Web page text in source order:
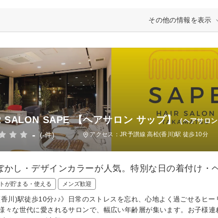
その他の情報を表示
SALON SAPE 【ヘアサロン サップ】 (ヘアサロ
- (-件) アクセス：JR予讃線 高松(香川)駅 徒歩10分
かし・デザインカラーが人気。特別な日の着付け・
が貯まる・使える メンズ歓迎
川)駅徒歩10分♪♪》日常のストレスを忘れ、心地よく過ごせるヒ
々な世代に愛されるサロンで、幅広い年齢層が集います。お子様